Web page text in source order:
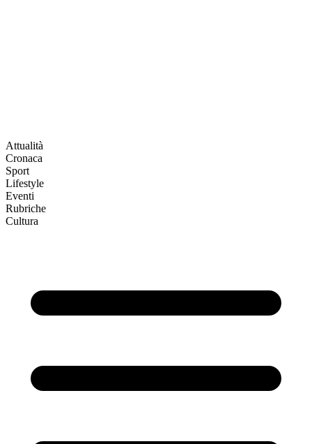
Attualità
Cronaca
Sport
Lifestyle
Eventi
Rubriche
Cultura